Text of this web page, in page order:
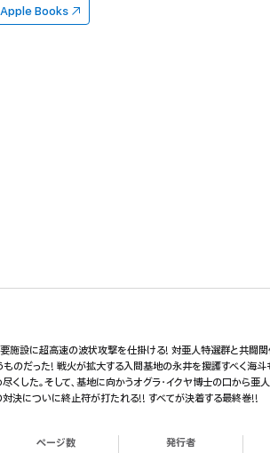
Apple Books
施設に超高速の波状攻撃を仕掛ける! 対亜人特選群と共闘
のだった! 戦火が拡大する入間基地の永井を援護すべく海
した。そして、基地に向かうオグラ・イクヤ博士の口から
対決についに終止符が打たれる!! すべてが決着する最終巻!!
ページ数 発行者